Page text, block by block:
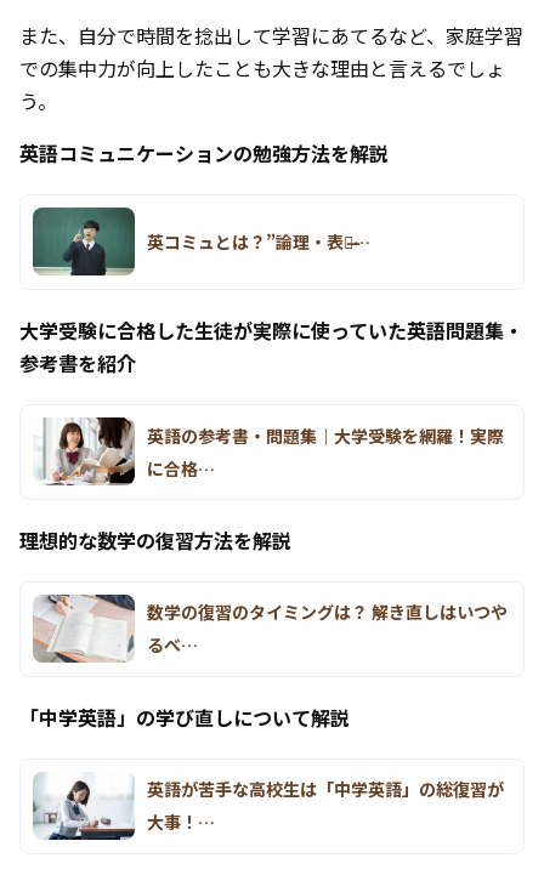
また、自分で時間を捻出して学習にあてるなど、家庭学習
での集中力が向上したことも大きな理由と言えるでしょ
う。
英語コミュニケーションの勉強方法を解説
英コミュとは？”論理・表現̶…
大学受験に合格した生徒が実際に使っていた英語問題集・
参考書を紹介
英語の参考書・問題集｜大学受験を網羅！実際
に合格…
理想的な数学の復習方法を解説
数学の復習のタイミングは？ 解き直しはいつや
るべ…
「中学英語」の学び直しについて解説
英語が苦手な高校生は「中学英語」の総復習が
大事！…